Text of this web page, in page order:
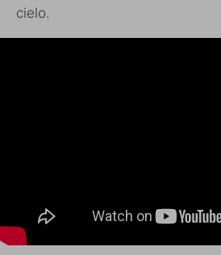
cielo.